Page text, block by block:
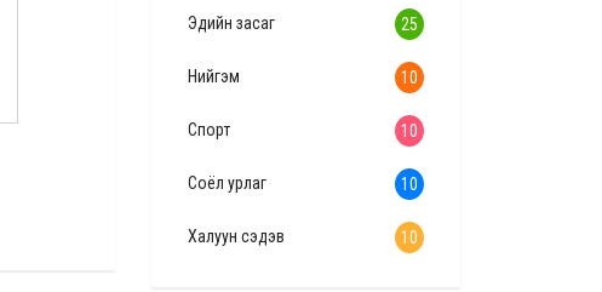
Эдийн засаг 25
Нийгэм 10
Спорт 10
Соёл урлаг 10
Халуун сэдэв 10